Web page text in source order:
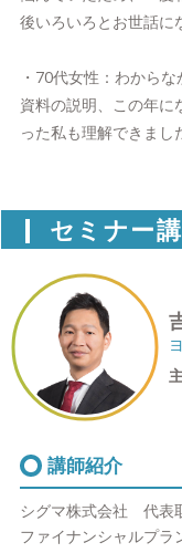
後いろいろとお世話に
・70代女性：わから
資料の説明、この年に
った私も理解できまし
セミナー
講師紹介
シグマ株式会社 代表
ファイナンシャルプラ